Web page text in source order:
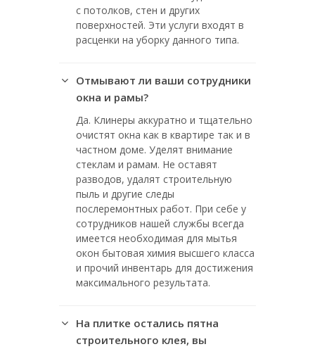
с потолков, стен и других
поверхностей. Эти услуги входят в
расценки на уборку данного типа.
Отмывают ли ваши сотрудники
окна и рамы?
Да. Клинеры аккуратно и тщательно
очистят окна как в квартире так и в
частном доме. Уделят внимание
стеклам и рамам. Не оставят
разводов, удалят строительную
пыль и другие следы
послеремонтных работ. При себе у
сотрудников нашей службы всегда
имеется необходимая для мытья
окон бытовая химия высшего класса
и прочий инвентарь для достижения
максимального результата.
На плитке остались пятна
строительного клея, вы